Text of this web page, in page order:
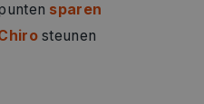
sparen
steunen